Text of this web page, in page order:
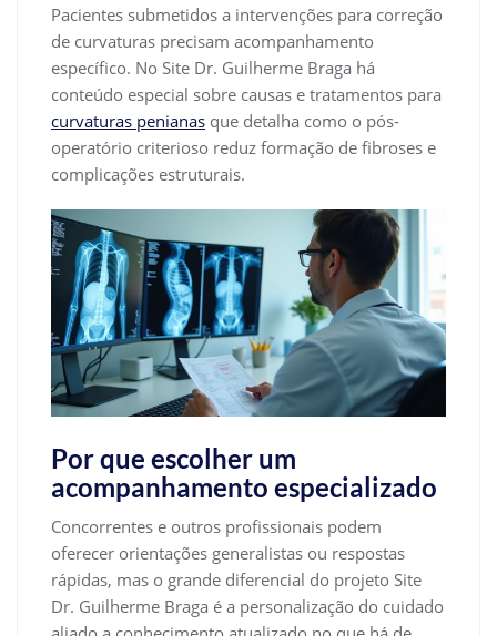
Pacientes submetidos a intervenções para correção
de curvaturas precisam acompanhamento
específico. No Site Dr. Guilherme Braga há
conteúdo especial sobre causas e tratamentos para
curvaturas penianas que detalha como o pós-
operatório criterioso reduz formação de fibroses e
complicações estruturais.
Por que escolher um
acompanhamento especializado
Concorrentes e outros profissionais podem
oferecer orientações generalistas ou respostas
rápidas, mas o grande diferencial do projeto Site
Dr. Guilherme Braga é a personalização do cuidado